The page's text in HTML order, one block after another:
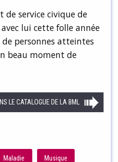
service civique de
lui cette folle année
personnes atteintes
beau moment de
LE CATALOGUE DE LA BML
Maladie Musique